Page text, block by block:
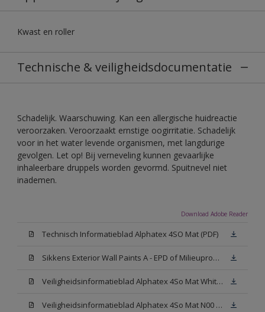
Kwast en roller
Technische & veiligheidsdocumentatie
Schadelijk. Waarschuwing. Kan een allergische huidreactie
veroorzaken. Veroorzaakt ernstige oogirritatie. Schadelijk
voor in het water levende organismen, met langdurige
gevolgen. Let op! Bij verneveling kunnen gevaarlijke
inhaleerbare druppels worden gevormd. Spuitnevel niet
inademen.
Download Adobe Reader
Technisch Informatieblad Alphatex 4SO Mat (PDF)
Sikkens Exterior Wall Paints A - EPD of Milieuproductverklaring
Veiligheidsinformatieblad Alphatex 4So Mat White W05 (MSDS)
Veiligheidsinformatieblad Alphatex 4So Mat N00 (MSDS)